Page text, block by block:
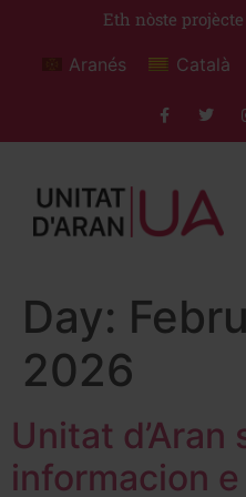
Eth nòste
Aranés Català
Day:
2026
Unitat d’Aran
informacion